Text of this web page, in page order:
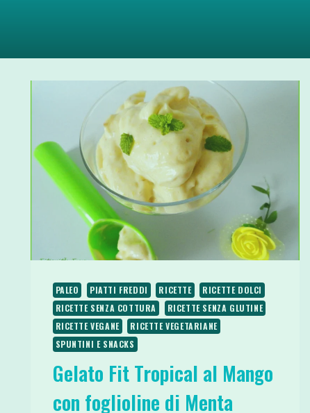
PALEO PIATTI FREDDI RICETTE
RICETTE DOLCI
RICETTE SENZA COTTURA
RICETTE SENZA GLUTINE
RICETTE VEGANE
RICETTE VEGETARIANE
SPUNTINI E SNACKS
Gelato Fit Tropical al Mango
con foglioline di Menta